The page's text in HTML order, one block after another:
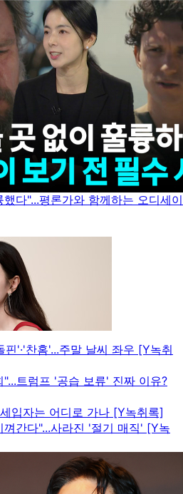
다"...평론가와 함께하는 오디세
핀'·'찬홈'...주말 날씨 좌우 [Y녹취
트럼프 '공습 보류' 진짜 이유?
입자는 어디로 가나 [Y녹취록]
간다"...사라진 '절기 매직' [Y녹